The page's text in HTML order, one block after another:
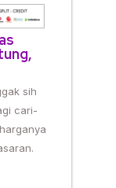
sih
cari-